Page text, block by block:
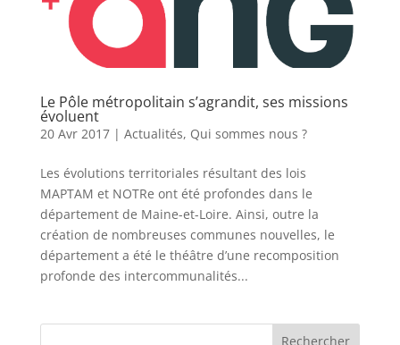
Le Pôle métropolitain s’agrandit, ses missions
évoluent
20 Avr 2017| Actualités, Qui sommes nous ?
Les évolutions territoriales résultant des lois
MAPTAM et NOTRe ont été profondes dans le
département de Maine-et-Loire. Ainsi, outre la
création de nombreuses communes nouvelles, le
département a été le théâtre d’une recomposition
profonde des intercommunalités...